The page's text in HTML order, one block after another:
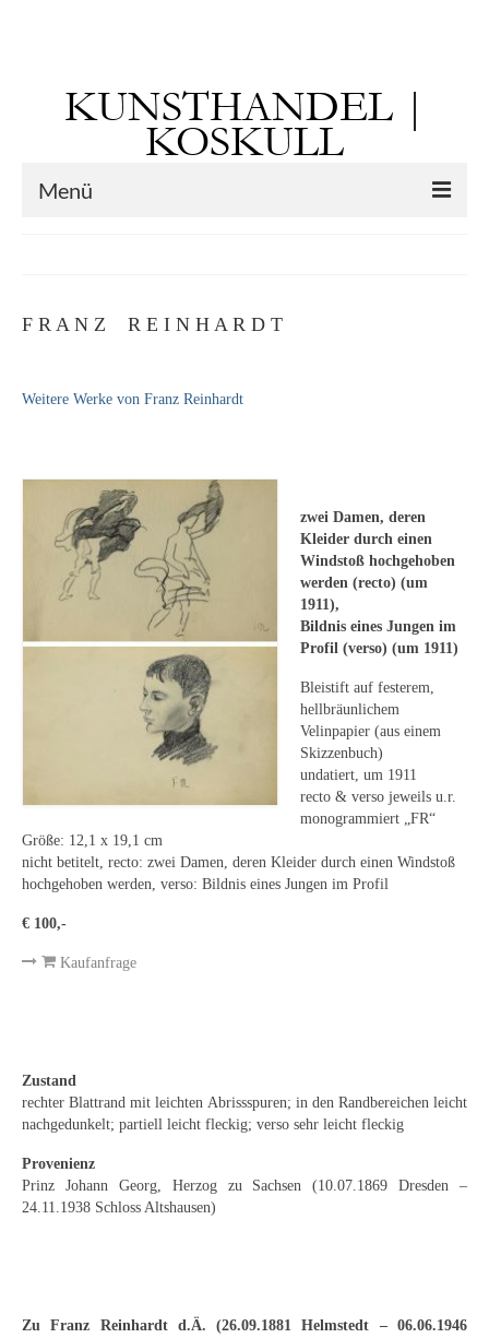
KUNSTHANDEL |
KOSKULL
Menü
– 02.06.1851 ebd.)
Leonhard Heinrich Hessel
George Paice
Johann Georg Strobel
Ludwig Martin Wilberg
Weitere Künstler nach 1945
Kunst 1900-1945
Walter Becker
Ernst Geitlinger
Erich Hartmann
Wilhelm von Hillern-Flinsch
Weitere Künstler 1900-1945
Kunst nach 1945
Helmut Diekmann
F R A N Z R E I N H A R D T
Weitere Werke von Franz Reinhardt
zwei Damen, deren
Kleider durch einen
Windstoß hochgehoben
werden (recto) (um
1911),
Bildnis eines Jungen im
Profil (verso) (um 1911)
Bleistift auf festerem,
hellbräunlichem
Velinpapier (aus einem
Skizzenbuch)
undatiert, um 1911
recto & verso jeweils u.r.
monogrammiert „FR“
Größe: 12,1 x 19,1 cm
nicht betitelt, recto: zwei Damen, deren Kleider durch einen Windstoß
hochgehoben werden, verso: Bildnis eines Jungen im Profil
€ 100,-
Kaufanfrage
Zustand
rechter Blattrand mit leichten Abrissspuren; in den Randbereichen leicht
nachgedunkelt; partiell leicht fleckig; verso sehr leicht fleckig
Provenienz
Prinz Johann Georg, Herzog zu Sachsen (10.07.1869 Dresden –
24.11.1938 Schloss Altshausen)
Zu Franz Reinhardt d.Ä. (26.09.1881 Helmstedt – 06.06.1946